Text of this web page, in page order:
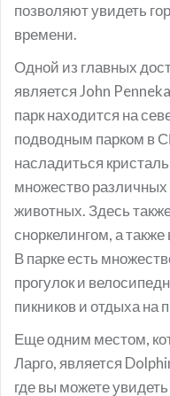
позволяют увидеть
времени.
Одной из главных
является John
парк находится на
подводным парком в
насладиться
множество
животных. Здесь
сноркелингом, а также
В парке есть
прогулок и
пикников и отдыха на
Еще одним местом,
Ларго, является
где вы можете